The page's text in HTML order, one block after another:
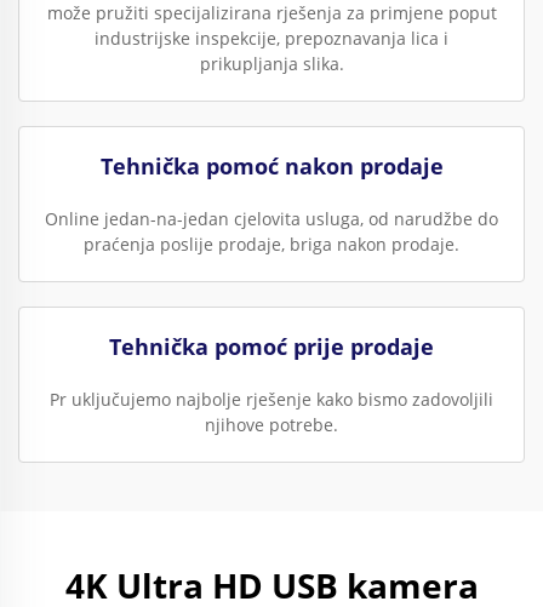
može pružiti specijalizirana rješenja za primjene poput
industrijske inspekcije, prepoznavanja lica i
prikupljanja slika.
Tehnička pomoć nakon prodaje
Online jedan-na-jedan cjelovita usluga, od narudžbe do
praćenja poslije prodaje, briga nakon prodaje.
Tehnička pomoć prije prodaje
Pr uključujemo najbolje rješenje kako bismo zadovoljili
njihove potrebe.
4K Ultra HD USB kamera